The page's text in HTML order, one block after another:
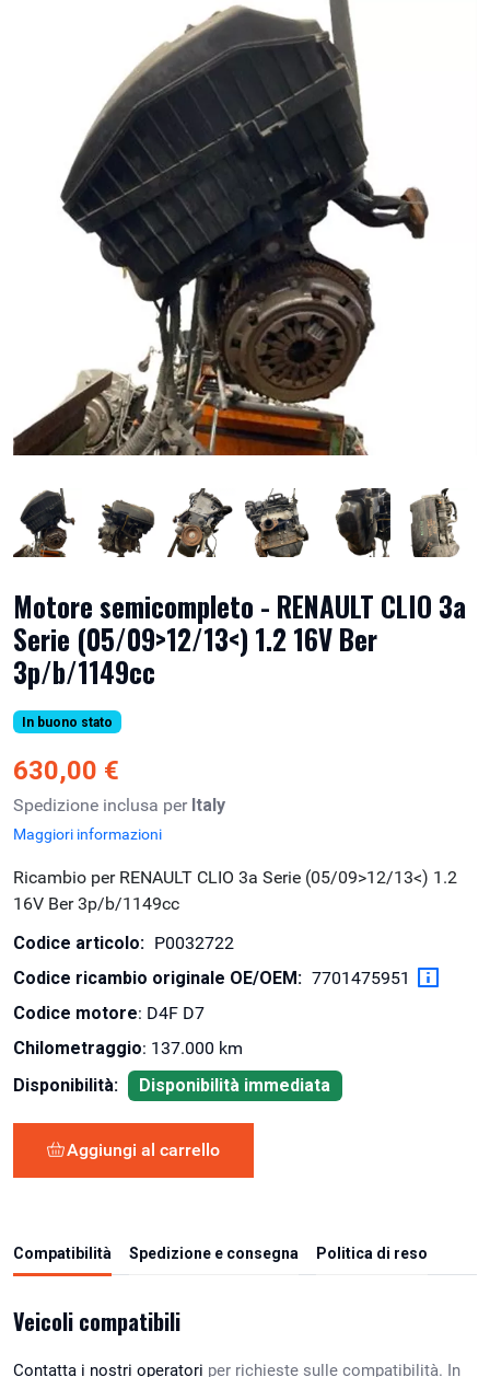
Motore semicompleto - RENAULT CLIO 3a
Serie (05/09>12/13<) 1.2 16V Ber
3p/b/1149cc
In buono stato
630,00 €
Spedizione inclusa per Italy
Maggiori informazioni
Ricambio per RENAULT CLIO 3a Serie (05/09>12/13<) 1.2
16V Ber 3p/b/1149cc
Codice articolo: P0032722
Codice ricambio originale OE/OEM: 7701475951
Codice motore: D4F D7
Chilometraggio: 137.000 km
Disponibilità:
Disponibilità immediata
Aggiungi al carrello
Compatibilità Spedizione e consegna Politica di reso
Veicoli compatibili
Contatta i nostri operatori per richieste sulle compatibilità. In